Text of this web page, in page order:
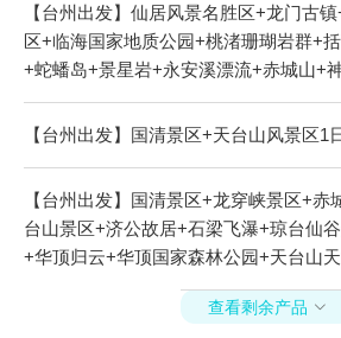
【台州出发】仙居风景名胜区+龙门古
区+临海国家地质公园+桃渚珊瑚岩群+
+蛇蟠岛+景星岩+永安溪漂流+赤城山+
+淡竹休闲谷+香严寺+DQ(谷德店)+长
渚古城+三门+台州府城文化旅游区+天台
岩+石梁飞瀑+双门硐景区+琼台仙谷景
归云+华顶国家森林公园+江南大峡谷景
街+天台天湖风景区+布袋山风景区+黄
+江南大峡谷军事漂流+温岭方山景区+浙
潭+牛头山国家森林公园+长屿硐天熊猫
【台州出发】国清景区+天台山风景区1
【台州出发】国清景区+龙穿峡景区+赤
台山景区+济公故居+石梁飞瀑+琼台仙
+华顶归云+华顶国家森林公园+天台山
+天台龙穿峡漂流+天台山国清景区+天台
庄+天台山大瀑布+天台县+国清寺1日游
查看剩余产品 